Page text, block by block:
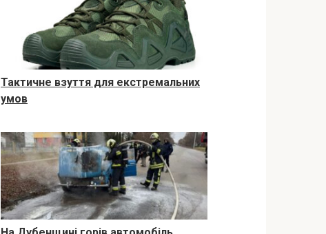
Тактичне взуття для екстремальних
умов